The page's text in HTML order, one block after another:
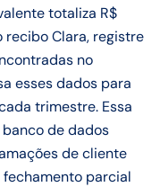
totaliza R$
recibo Clara, registre
no
esses dados para
trimestre. Essa
de dados
de cliente
parcial